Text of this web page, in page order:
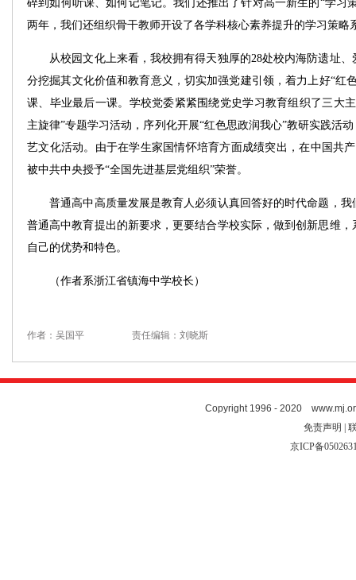
碎到如何听课、如何记笔记。我们还推出了针对高一新生的“学习
两年，我们还组织骨干教师开设了各学科核心素养提升的学习策略
从校园文化上来看，我校拥有得天独厚的28处校内海防遗址、
分挖掘其文化价值和教育意义，切实加强党建引领，着力上好“红
课、毕业最后一课。学校党委紧紧围绕党史学习教育组织了三大
主旋律”专题学习活动，序列化开展“红色思政润我心”教研实践活
艺文化活动。由于在学生家国情怀培育方面成绩突出，在中国共
被中共中央授予“全国先进基层党组织”荣誉。
普通高中高质量发展是教育人必须认真回答好的时代命题，我
普通高中教育提出的新要求，更要结合学校实际，做到创新思维
自己的优势和特色。
（作者系浙江省镇海中学校长）
作者：吴国平 责任编辑：刘晓斯
Copyright 1996 - 2020
免责声明 |
京ICP备